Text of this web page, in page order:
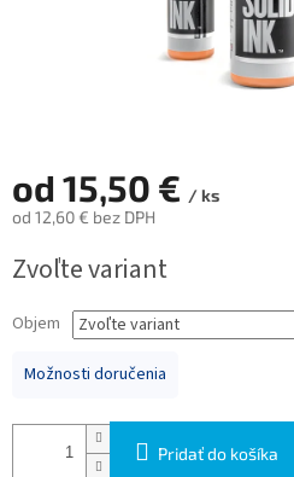
od 15,50 € / ks
od 12,60 € bez DPH
cena:
Zvoľte variant
Objem
Možnosti doručenia
Pridať do košíka